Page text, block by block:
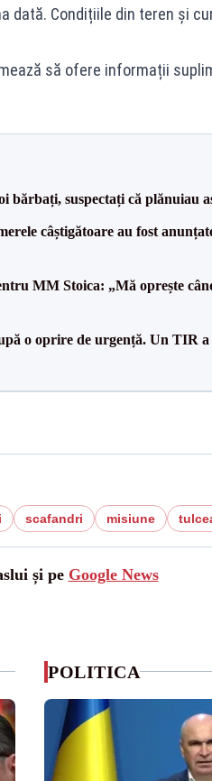
dată. Condițiile din teren și
să ofere informații
bărbați, suspectați că plănuiau
câștigătoare au fost
MM Stoica: „Mă oprește
o oprire de urgență. Un TIR
scafandri misiune
și pe Google News
POLITICA